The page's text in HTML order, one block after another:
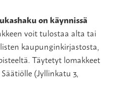
on käynnissä
voit tulostaa alta tai
kaupunginkirjastosta,
Täytetyt lomakkeet
(Jyllinkatu 3,